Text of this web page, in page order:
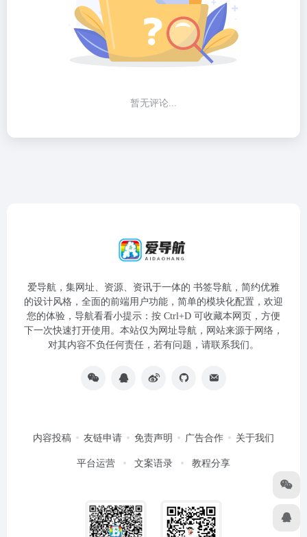
暂无评论...
爱导航，集网址、资源、资讯于一体的 书签导航，简约优雅
的设计风格，全面的前端用户功能，简单的模块化配置，欢迎
您的体验，导航看看小提示：按 Ctrl+D 可收藏本网页，方便
下一次快速打开使用。本站仅为网址导航，网站来源于网络，
对其内容不负任何责任，若有问题，请联系我们。
内容投稿 友链申请 免责声明 广告合作 关于我们
平台运营 文案语录 教程分享